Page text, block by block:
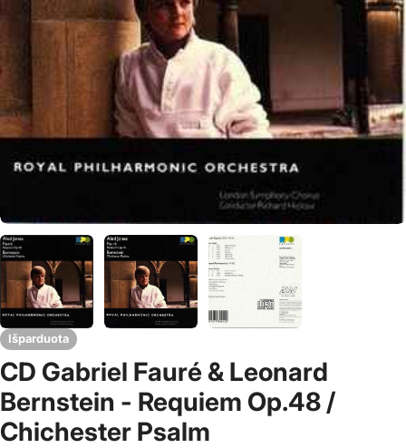
Išparduota
CD Gabriel Fauré & Leonard
Bernstein - Requiem Op.48 /
Chichester Psalm